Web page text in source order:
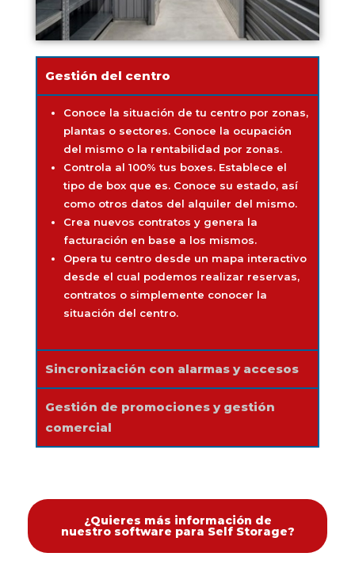
Gestión del centro
Conoce la situación de tu centro por zonas,
plantas o sectores. Conoce la ocupación
del mismo o la rentabilidad por zonas.
Controla al 100% tus boxes. Establece el
tipo de box que es. Conoce su estado, así
como otros datos del alquiler del mismo.
Crea nuevos contratos y genera la
facturación en base a los mismos.
Opera tu centro desde un mapa interactivo
desde el cual podemos realizar reservas,
contratos o simplemente conocer la
situación del centro.
Sincronización con alarmas y accesos
Gestión de promociones y gestión
comercial
¿Quieres más información de
nuestro software para Self Storage?